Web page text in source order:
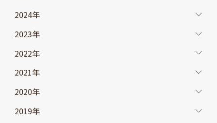
2024年
2023年
2022年
2021年
2020年
2019年